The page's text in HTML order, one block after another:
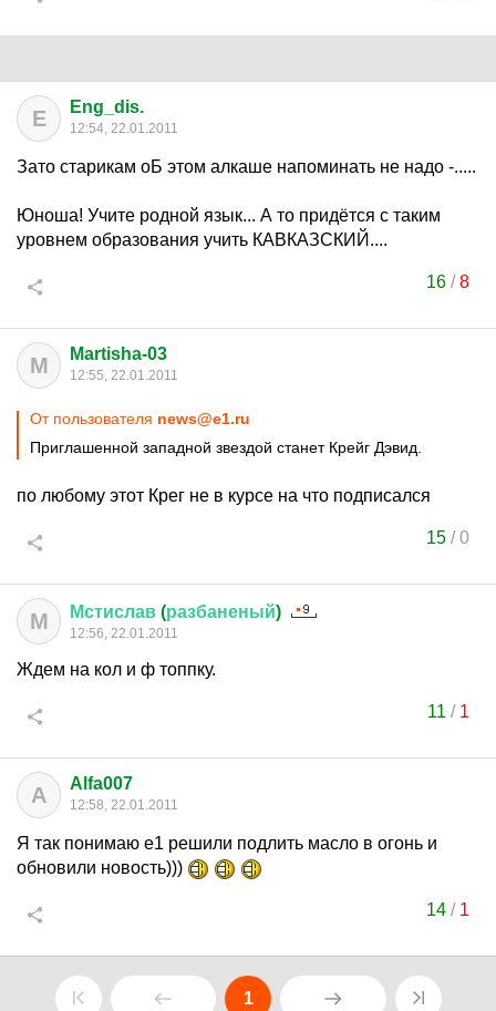
E Eng_dis.
12:54, 22.01.2011
Зато старикам оБ этом алкаше напоминать не надо -.....
Юноша! Учите родной язык... А то придётся с таким
уровнем образования учить КАВКАЗСКИЙ....
16 /8
M Martisha-03
12:55, 22.01.2011
От пользователя news@e1.ru
Приглашенной западной звездой станет Крейг Дэвид.
по любому этот Крег не в курсе на что подписался
15 /0
М Мстислав (разбаненый)
12:56, 22.01.2011
Ждем на кол и ф топпку.
11 / 1
A Alfa007
12:58, 22.01.2011
Я так понимаю е1 решили подлить масло в огонь и
обновили новость)))
14 / 1
1